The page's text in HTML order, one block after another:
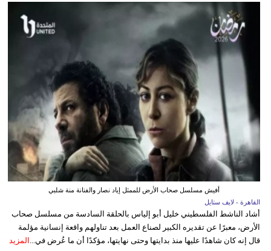
أفيش مسلسل صحاب الأرض للممثل إياد نصار والفنانة منة شلبي
القاهرة - لايف ستايل
أشاد الناشط الفلسطيني خليل أبو إلياس بالحلقة السادسة من مسلسل صحاب
الأرض، معبرًا عن تقديره الكبير لصناع العمل بعد تناولهم واقعة إنسانية مؤلمة
قال إنه كان شاهدًا عليها منذ بدايتها وحتى نهايتها، مؤكدًا أن ما عُرض في... المزيد